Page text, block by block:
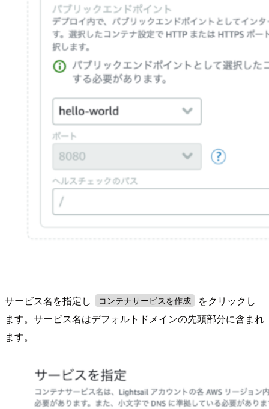
サービス名を指定し コンテナサービスを作成
をクリックし
ます。サービス名はデフォルトドメインの先頭部分に含まれ
ます。